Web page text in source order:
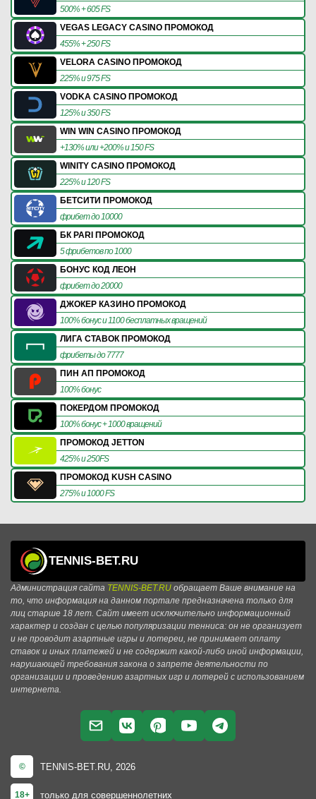
500% + 605 FS
VEGAS LEGACY CASINO ПРОМОКОД
455% + 250 FS
VELORA CASINO ПРОМОКОД
225% и 975 FS
VODKA CASINO ПРОМОКОД
125% и 350 FS
WIN WIN CASINO ПРОМОКОД
+130% или +200% и 150 FS
WINITY CASINO ПРОМОКОД
225% и 120 FS
БЕТСИТИ ПРОМОКОД
фрибет до 10000
БК PARI ПРОМОКОД
5 фрибетов по 1000
БОНУС КОД ЛЕОН
фрибет до 20000
ДЖОКЕР КАЗИНО ПРОМОКОД
100% бонус и 1100 бесплатных вращений
ЛИГА СТАВОК ПРОМОКОД
фрибеты до 7777
ПИН АП ПРОМОКОД
100% бонус
ПОКЕРДОМ ПРОМОКОД
100% бонус + 1000 вращений
ПРОМОКОД JETTON
425% и 250FS
ПРОМОКОД KUSH CASINO
275% и 1000 FS
TENNIS-BET.RU
Администрация сайта TENNIS-BET.RU обращает Ваше внимание на
то, что информация на данном портале предназначена только для
лиц старше 18 лет. Сайт имеет исключительно информационный
характер и создан с целью популяризации тенниса: он не организует
и не проводит азартные игры и лотереи, не принимает оплату
ставок и иных платежей и не содержит какой-либо иной информации,
нарушающей требования закона о запрете деятельности по
организации и проведению азартных игр и лотерей с использованием
интернета.
© TENNIS-BET.RU, 2026
18+ только для совершеннолетних